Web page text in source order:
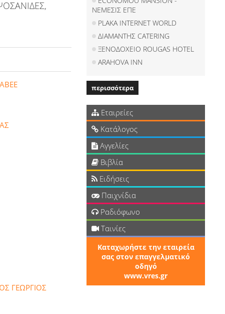
ΓΕΩΡΓΙΟΣ
ΝΕΜΕΣΙΣ ΕΠΕ
PLAKA INTERNET WORLD
ΔΙΑΜΑΝΤΗΣ CATERING
ΞΕΝΟΔΟΧΕΙΟ ROUGAS HOTEL
ARAHOVA INN
περισσότερα
Εταιρείες
Κατάλογος
Αγγελίες
Βιβλία
Ειδήσεις
Παιχνίδια
Ραδιόφωνο
Ταινίες
Καταχωρήστε την εταιρεία
σας στον επαγγελματικό
οδηγό
www.vres.gr